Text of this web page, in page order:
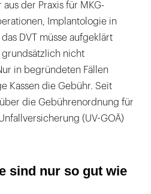
der Praxis für MKG-
Implantologie in
DVT müsse aufgeklärt
nicht
in begründeten Fällen
Kassen die Gebühr. Seit
über die Gebührenordnung für
(UV-GOÄ)
sind nur so gut wie